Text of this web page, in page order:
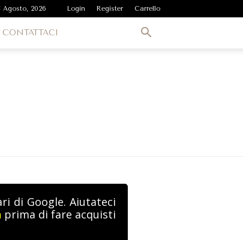
Agosto, 2026 Login Register Carrello
CONTATTACI
di Google. Aiutateci
prima di fare acquisti